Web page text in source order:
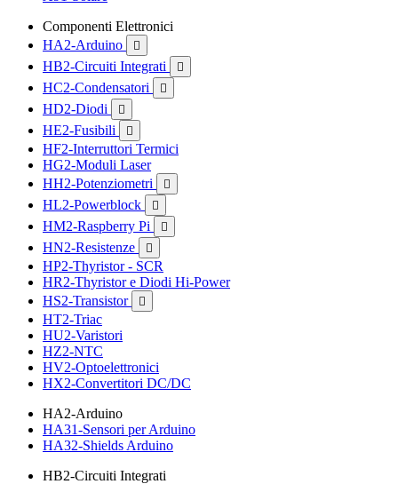
Componenti Elettronici
HA2-Arduino

HB2-Circuiti Integrati 
HC2-Condensatori 
HD2-Diodi 
HE2-Fusibili 
HF2-Interruttori Termici
HG2-Moduli Laser
HH2-Potenziometri

HL2-Powerblock 
HM2-Raspberry Pi 
HN2-Resistenze 
HP2-Thyristor - SCR
HR2-Thyristor e Diodi Hi-Power
HS2-Transistor

HT2-Triac
HU2-Varistori
HZ2-NTC
HV2-Optoelettronici
HX2-Convertitori DC/DC
HA2-Arduino
HA31-Sensori per Arduino
HA32-Shields Arduino
HB2-Circuiti Integrati